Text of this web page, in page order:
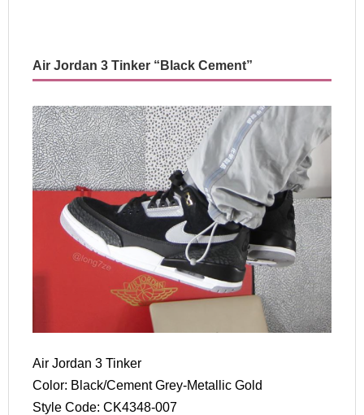
Air Jordan 3 Tinker “Black Cement”
Air Jordan 3 Tinker
Color: Black/Cement Grey-Metallic Gold
Style Code: CK4348-007